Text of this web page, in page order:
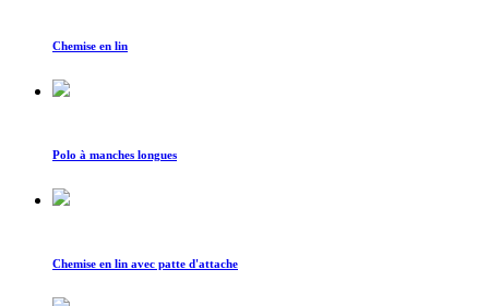
Chemise en lin
Polo à manches longues
Chemise en lin avec patte d'attache